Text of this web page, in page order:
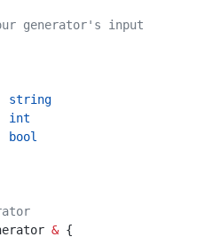
generator's input
string
int
bool
& {